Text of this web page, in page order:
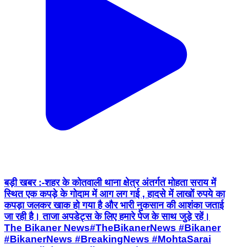
बड़ी खबर :-​शहर के कोतवाली थाना क्षेत्र अंतर्गत मोहता सराय में
स्थित एक कपड़े के गोदाम में आग लग गई , हादसे में लाखों रुपये का
कपड़ा जलकर खाक हो गया है और भारी नुकसान की आशंका जताई
जा रही है।​ ताजा अपडेट्स के लिए हमारे पेज के साथ जुड़े रहें।
The Bikaner News ​#TheBikanerNews #Bikaner
#BikanerNews #BreakingNews #MohtaSarai